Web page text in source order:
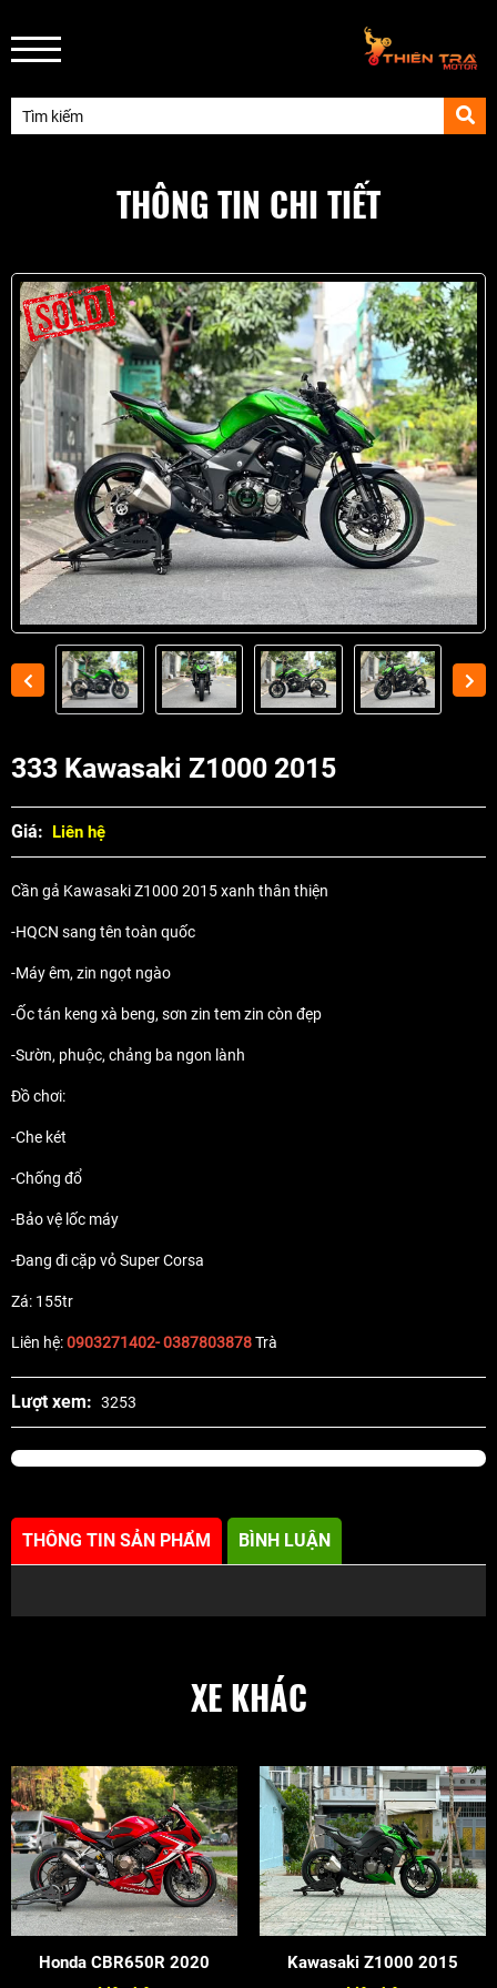
THÔNG TIN CHI TIẾT
333 Kawasaki Z1000 2015
Giá: Liên hệ
Cần gả Kawasaki Z1000 2015 xanh thân thiện
-HQCN sang tên toàn quốc
-Máy êm, zin ngọt ngào
-Ốc tán keng xà beng, sơn zin tem zin còn đẹp
-Sườn, phuộc, chảng ba ngon lành
Đồ chơi:
-Che két
-Chống đổ
-Bảo vệ lốc máy
-Đang đi cặp vỏ Super Corsa
Zá: 155tr
Liên hệ:0903271402- 0387803878Trà
Lượt xem: 3253
THÔNG TIN SẢN PHẨM BÌNH LUẬN
XE KHÁC
Honda CBR650R 2020
Kawasaki Z1000 2015